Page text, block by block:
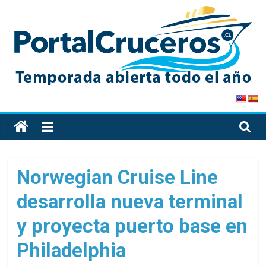
content
PortalCruceros
Toda
la
de
cruceros
en
un
solo
sitio
Norwegian Cruise Line
desarrolla nueva terminal
y proyecta puerto base en
Philadelphia